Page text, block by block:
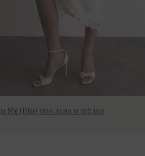
Shi (Ши) изо льна и шёлка